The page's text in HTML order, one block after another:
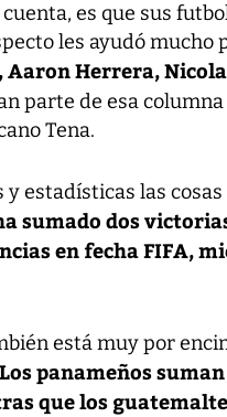
es que sus
les ayudó
Aaron Herrera,
parte de esa
Tena.
y estadísticas las
sumado dos
en fecha FIFA,
está muy por
Los panameños
que los